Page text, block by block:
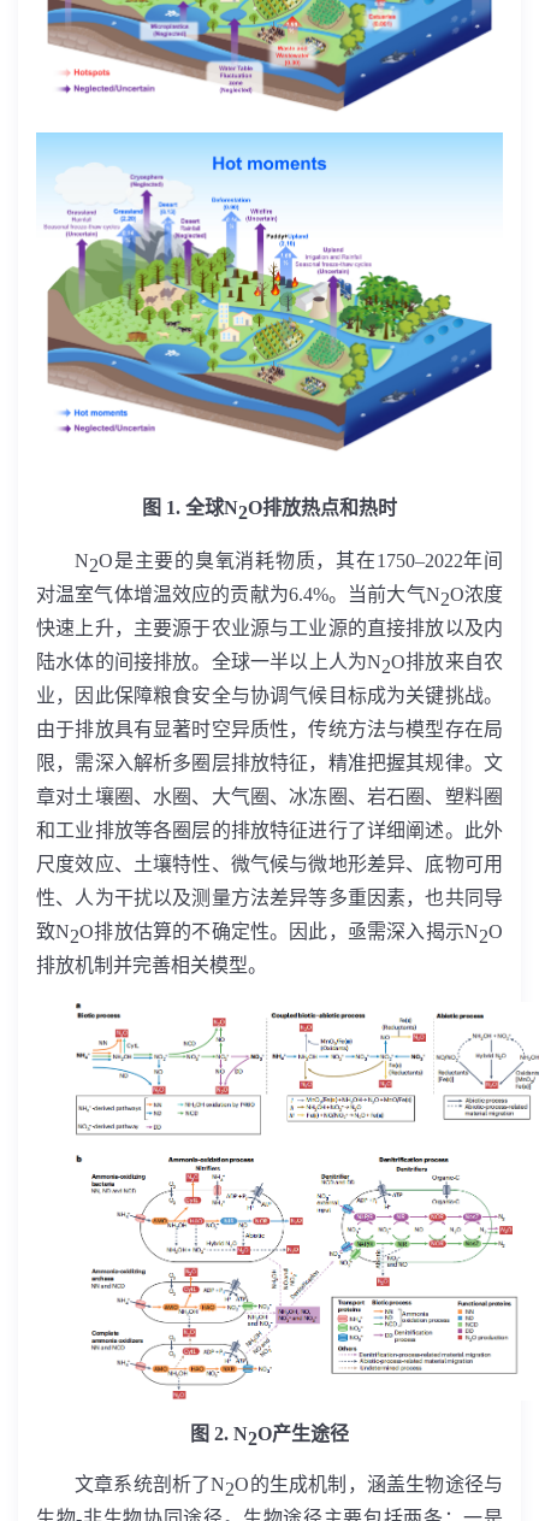
图 1. 全球N2O排放热点和热时
N2O是主要的臭氧消耗物质，其在1750–2022年间
对温室气体增温效应的贡献为6.4%。当前大气N2O浓度
快速上升，主要源于农业源与工业源的直接排放以及内
陆水体的间接排放。全球一半以上人为N2O排放来自农
业，因此保障粮食安全与协调气候目标成为关键挑战。
由于排放具有显著时空异质性，传统方法与模型存在局
限，需深入解析多圈层排放特征，精准把握其规律。文
章对土壤圈、水圈、大气圈、冰冻圈、岩石圈、塑料圈
和工业排放等各圈层的排放特征进行了详细阐述。此外
尺度效应、土壤特性、微气候与微地形差异、底物可用
性、人为干扰以及测量方法差异等多重因素，也共同导
致N2O排放估算的不确定性。因此，亟需深入揭示N2O
排放机制并完善相关模型。
图 2. N2O产生途径
文章系统剖析了N2O的生成机制，涵盖生物途径与